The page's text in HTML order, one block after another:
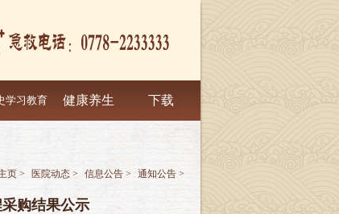
学习教育 健康养生 下载
页 > 医院动态 > 信息公告 > 通知公告 >
购结果公示